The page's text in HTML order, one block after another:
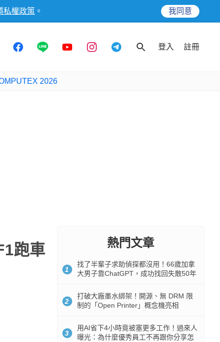
私權政策 。 我同意
登入 註冊
2026
跑車
熱門文章
1
找了半輩子求助偵探都沒用！66歲加拿
大男子靠ChatGPT，成功找回失散50年
2
打破大廠墨水綁架！開源、無 DRM 限
制的「Open Printer」概念機亮相
3
用AI省下4小時竟被塞更多工作！過來人
曝光：為什麼優秀員工不再跟你分享怎